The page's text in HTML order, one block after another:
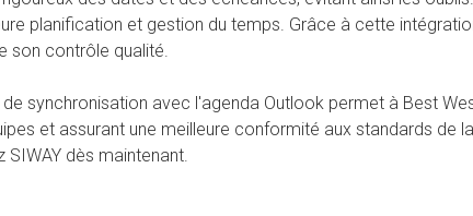
planification et gestion du temps. Grâce à cette
son contrôle qualité.
synchronisation avec l'agenda Outlook permet à Best
et assurant une meilleure conformité aux standards de
dès maintenant.